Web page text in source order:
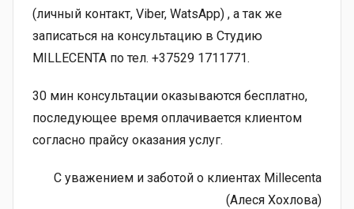
(личный контакт, Viber, WatsApp) , а так же
записаться на консультацию в Студию
MILLECENTA по тел. +37529 1711771.
30 мин консультации оказываются бесплатно,
последующее время оплачивается клиентом
согласно прайсу оказания услуг.
С уважением и заботой о клиентах Millecenta
(Алеся Хохлова)